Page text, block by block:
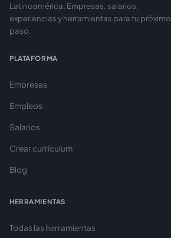
Latinoamérica. Empresas, salarios,
experiencias y herramientas para tu próximo
paso.
PLATAFORMA
Empresas
Empleos
Salarios
Crear currículum
Blog
HERRAMIENTAS
Todas las herramientas